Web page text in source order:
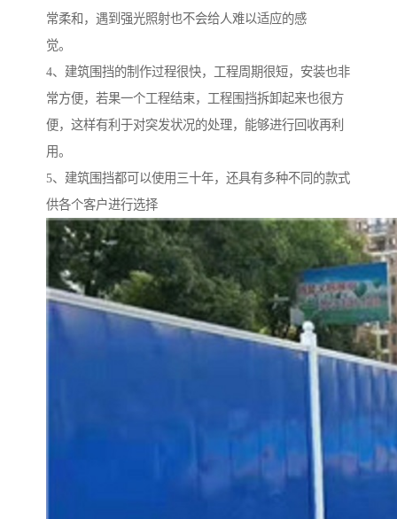
常柔和，遇到强光照射也不会给人难以适应的感
觉。
4、建筑围挡的制作过程很快，工程周期很短，安装也非
常方便，若果一个工程结束，工程围挡拆卸起来也很方
便，这样有利于对突发状况的处理，能够进行回收再利
用。
5、建筑围挡都可以使用三十年，还具有多种不同的款式
供各个客户进行选择